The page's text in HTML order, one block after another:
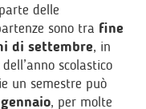
delle
sono tra fine
di settembre, in
scolastico
un semestre può
gennaio, per molte